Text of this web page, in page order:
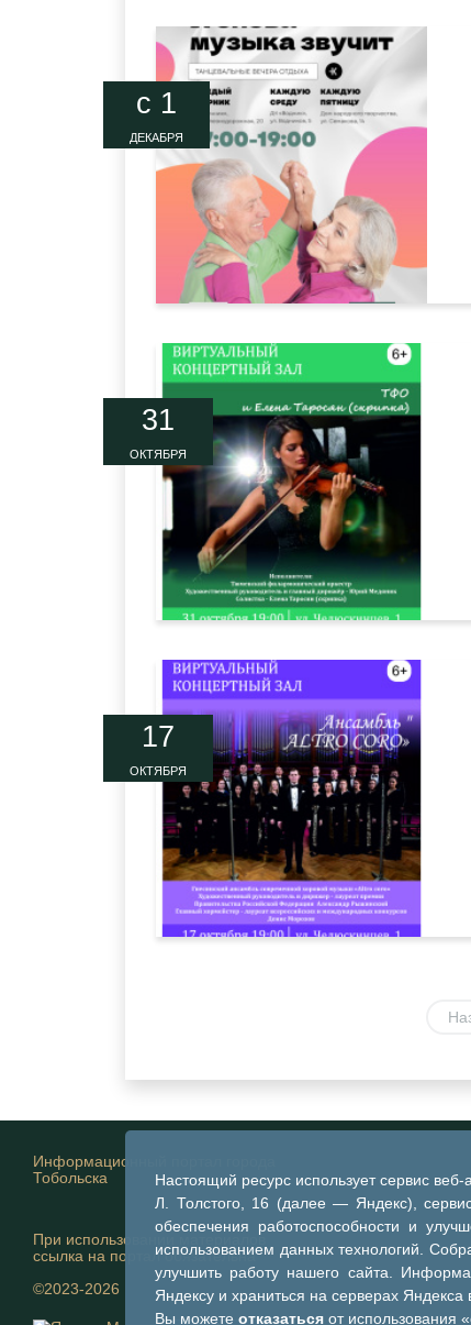
Настоящий ресурс использует сервис
Л. Толстого, 16 (далее — Яндекс),
обеспечения работоспособности и
использованием данных технологий.
улучшить работу нашего сайта.
Яндексу и храниться на серверах Яндекса
Вы можете отказаться от использования
c 1
ДЕКАБРЯ
31
ОКТЯБРЯ
17
ОКТЯБРЯ
Информационный портал города
Тобольска
При использовании материалов
ссылка на портал обязательна
©2023-2026